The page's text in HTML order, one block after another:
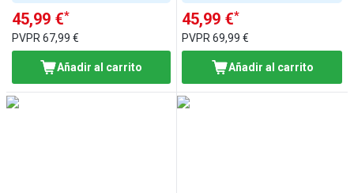
45,99 €*
PVPR 67,99 €
Añadir al carrito
45,99 €*
PVPR69,99 €
Añadir al carrito